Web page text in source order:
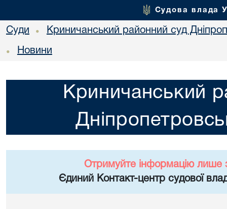
Судова влада
Суди • Криничанський районний суд
• Новини
Криничанський
Отримуйте інформацію лише
Єдиний Контакт-центр судової